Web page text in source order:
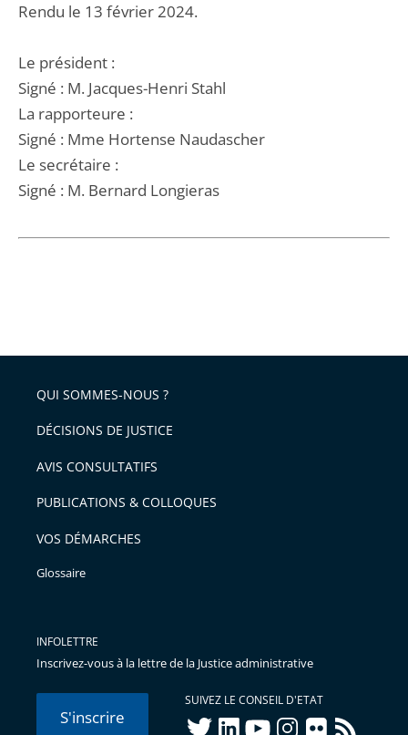
Rendu le 13 février 2024.
Le président :
Signé : M. Jacques-Henri Stahl
La rapporteure :
Signé : Mme Hortense Naudascher
Le secrétaire :
Signé : M. Bernard Longieras
QUI SOMMES-NOUS ?
DÉCISIONS DE JUSTICE
AVIS CONSULTATIFS
PUBLICATIONS & COLLOQUES
VOS DÉMARCHES
Glossaire
INFOLETTRE
Inscrivez-vous à la lettre de la Justice administrative
S'inscrire
SUIVEZ LE CONSEIL D'ETAT
twitterlinkedInyoutubeinstagram
flickr rss